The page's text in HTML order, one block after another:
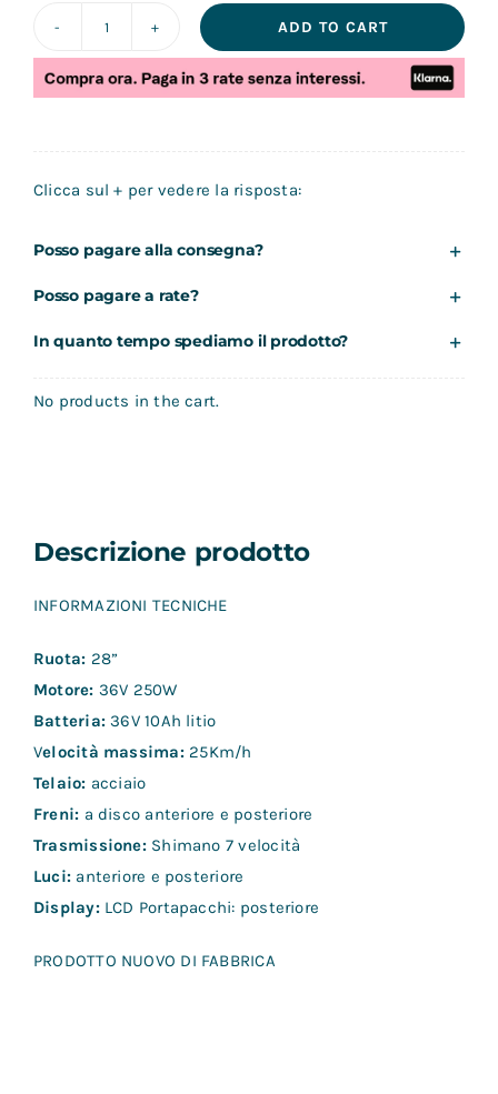
ELLE
City
ADD TO CART
Clicca sul + per vedere la risposta:
Posso pagare alla consegna?
Posso pagare a rate?
In quanto tempo spediamo il prodotto?
No products in the cart.
Descrizione prodotto
INFORMAZIONI TECNICHE
Ruota: 28”
Motore: 36V 250W
Batteria: 36V 10Ah litio
Velocità massima:25Km/h
Telaio: acciaio
Freni: a disco anteriore e posteriore
Trasmissione:Shimano 7 velocità
Luci: anteriore e posteriore
Display:LCD Portapacchi: posteriore
PRODOTTO NUOVO DI FABBRICA